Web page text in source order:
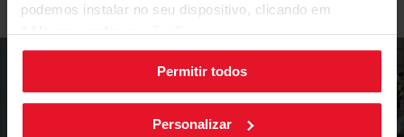
podemos instalar no seu dispositivo, clicando em
“Alterar configurações”.
As suas configurações de cookies podem ser alteradas a
qualquer momento, clicando no botão preto posicionado
no canto inferior direito do ecrã.
Permitir todos
Personalizar